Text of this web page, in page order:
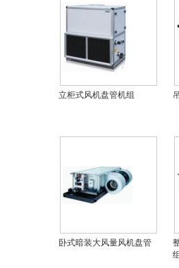
立柜式风机盘管机组
卧式暗装大风量风机盘管